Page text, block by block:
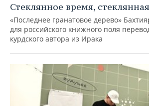
Стеклянное время,
«Последнее гранатовое дерево»
для российского книжного поля
курдского автора из Ирака